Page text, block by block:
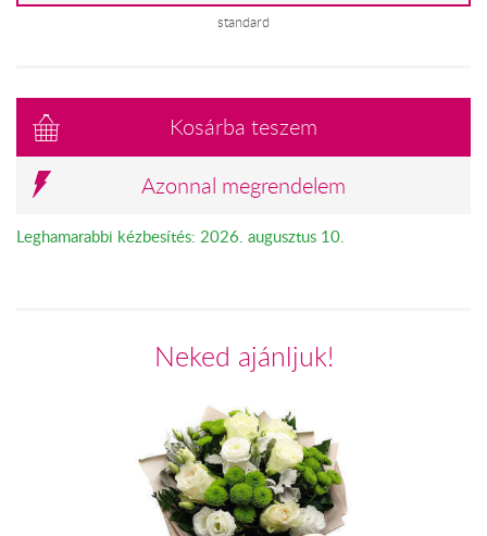
standard
Kosárba teszem
Azonnal megrendelem
Leghamarabbi kézbesítés: 2026. augusztus 10.
Neked ajánljuk!